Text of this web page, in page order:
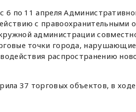
6 по 11 апреля
с правоохранительными
администрации
точки города,
распространению
37 торговых объектов, в